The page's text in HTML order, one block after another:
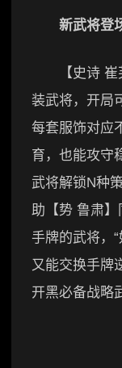
新武将登
【史诗 崔芙
装武将，开局
每套服饰对应
育，也能攻守
武将解锁N种
助【势 鲁肃】
手牌的武将，“
又能交换手牌
开黑必备战略